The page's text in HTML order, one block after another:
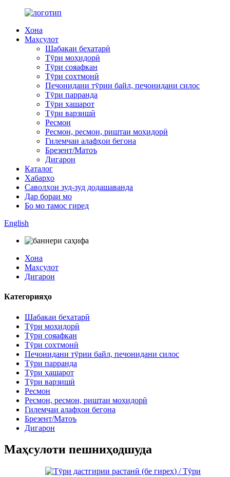
Хона
Маҳсулот
Шабакаи бехатарӣ
Тӯри моҳидорӣ
Тӯри сояафкан
Тӯри сохтмонӣ
Печонидани тӯрии байл, печонидани силос
Тӯри парранда
Тӯри ҳашарот
Тӯри варзишӣ
Ресмон
Ресмон, ресмон, риштаи моҳидорӣ
Гилемчаи алафҳои бегона
Брезент/Матоъ
Дигарон
Каталог
Хабарҳо
Саволҳои зуд-зуд додашаванда
Дар бораи мо
Бо мо тамос гиред
English
Хона
Маҳсулот
Дигарон
Категорияҳо
Шабакаи бехатарӣ
Тӯри моҳидорӣ
Тӯри сояафкан
Тӯри сохтмонӣ
Печонидани тӯрии байл, печонидани силос
Тӯри парранда
Тӯри ҳашарот
Тӯри варзишӣ
Ресмон
Ресмон, ресмон, риштаи моҳидорӣ
Гилемчаи алафҳои бегона
Брезент/Матоъ
Дигарон
Маҳсулоти пешниҳодшуда